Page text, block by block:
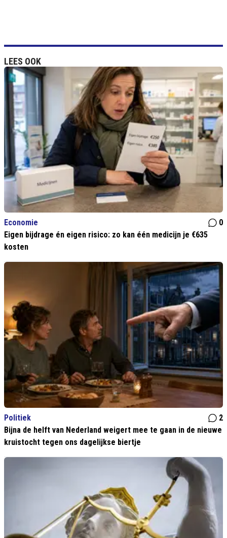
LEES OOK
Economie
0
Eigen bijdrage én eigen risico: zo kan één medicijn je €635
kosten
Politiek
2
Bijna de helft van Nederland weigert mee te gaan in de nieuwe
kruistocht tegen ons dagelijkse biertje